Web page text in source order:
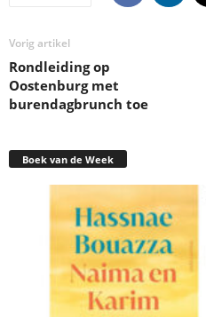
Vorig artikel
Rondleiding op
Oostenburg met
burendagbrunch toe
Boek van de Week